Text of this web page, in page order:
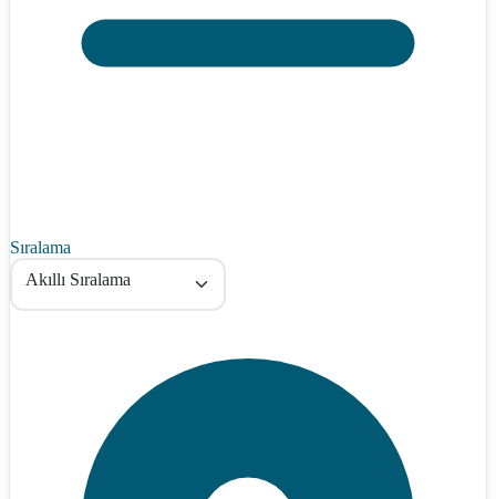
Sıralama
Akıllı Sıralama